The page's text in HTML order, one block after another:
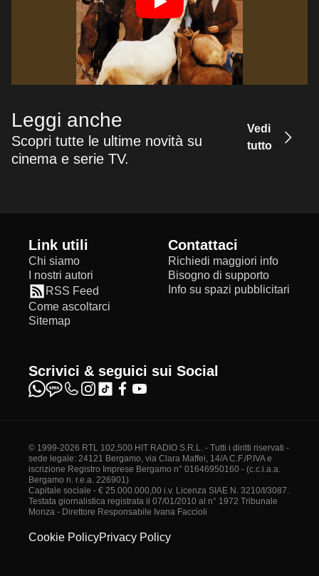
Leggi anche
Scopri tutte le ultime novità su
cinema e serie TV.
Vedi
tutto
Link utili
Chi siamo
I nostri autori
RSS Feed
Come ascoltarci
Sitemap
Contattaci
Richiedi maggiori info
Bisogno di supporto
Info su spazi pubblicitari
Scrivici & seguici sui Social
© 1999-2026 RTL 102,500 HIT RADIO S.R.L. - Tutti i diritti riservati -
sede legale: 24121 Bergamo, via Clara Maffei, 14/A C.F./P.IVA e
iscrizione Registro Imprese Bergamo n° 01646950160 - (c.c.i.a.a.
Bergamo n. r.e.a. 226901)
Capitale sociale - € 25.000.000,00 i.v. Licenza SIAE N. 3210/I/3087.
Testata giornalistica registrata il 07/01/2010 al n° 1972 Tribunale
Monza - Direttore Responsabile Ivana Faccioli
Cookie PolicyPrivacy Policy